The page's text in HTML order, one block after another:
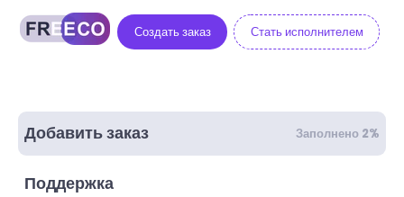
Создать заказ Стать исполнителем
Добавить заказ Заполнено 2%
Поддержка